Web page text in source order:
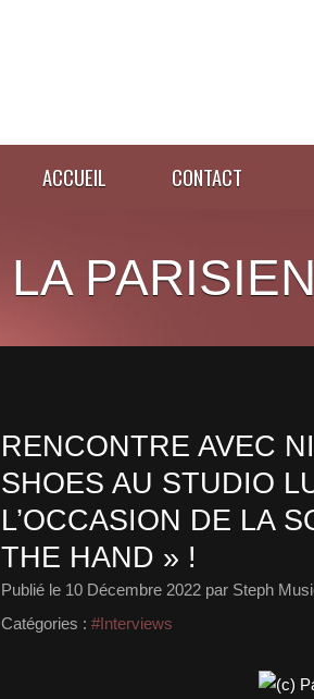
ACCUEIL CONTACT
LA
RENCONTRE AVEC
SHOES AU STUDIO
L’OCCASION DE LA
THE HAND » !
Publié le 10 Décembre 2022 par Steph
Catégories : #Interviews